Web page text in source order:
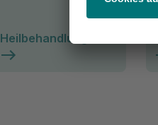
Heilbehandlungen